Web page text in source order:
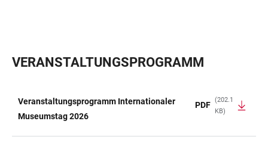
VERANSTALTUNGSPROGRAMM
TABLE
Veranstaltungsprogramm Internationaler
Museumstag 2026
PDF
(202.1
KB)